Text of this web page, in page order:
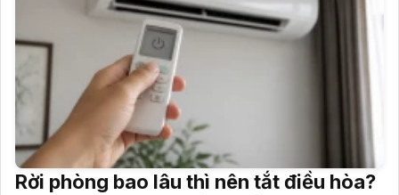
Rời phòng bao lâu thì nên tắt điều hòa?